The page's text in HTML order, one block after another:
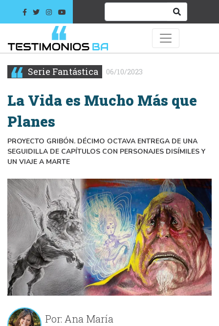
Serie Fantástica 06/10/2023
La Vida es Mucho Más que
Planes
PROYECTO GRIBÓN. DÉCIMO OCTAVA ENTREGA DE UNA
SEGUIDILLA DE CAPÍTULOS CON PERSONAJES DISÍMILES Y
UN VIAJE A MARTE
Por: Ana María